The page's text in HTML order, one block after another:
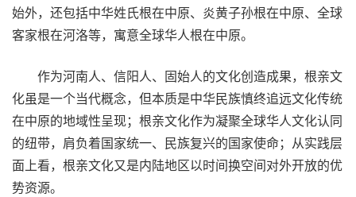
始外，还包括中华姓氏根在中原、炎黄子孙根在中原、全球
客家根在河洛等，寓意全球华人根在中原。
作为河南人、信阳人、固始人的文化创造成果，根亲文
化虽是一个当代概念，但本质是中华民族慎终追远文化传统
在中原的地域性呈现；根亲文化作为凝聚全球华人文化认同
的纽带，肩负着国家统一、民族复兴的国家使命；从实践层
面上看，根亲文化又是内陆地区以时间换空间对外开放的优
势资源。